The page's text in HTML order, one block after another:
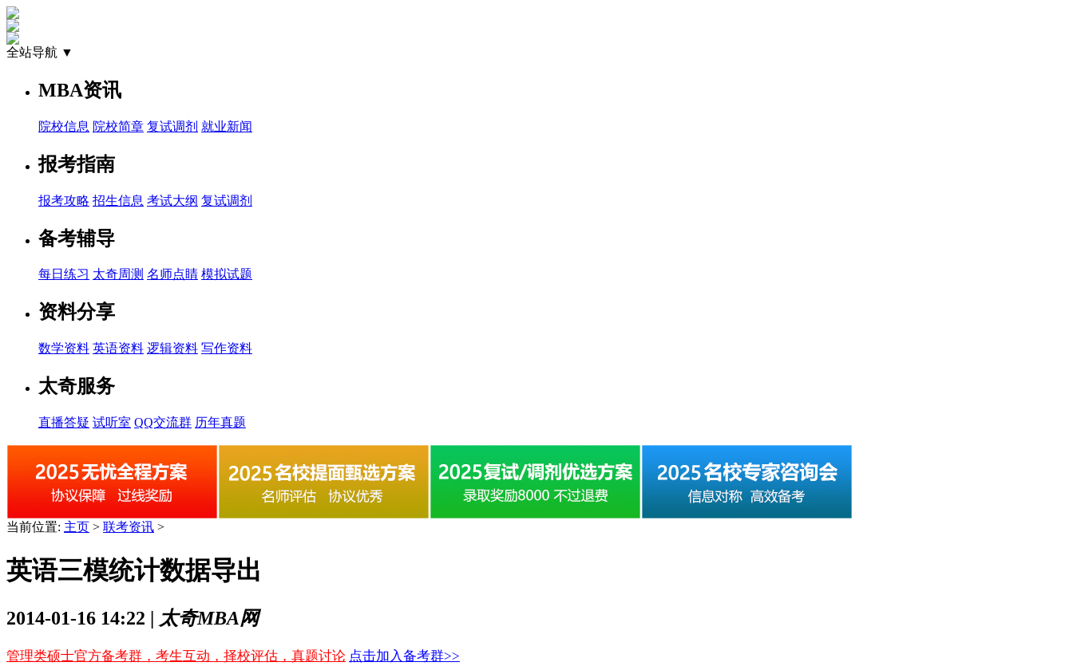
全站导航 ▼
MBA资讯
院校信息 院校简章 复试调剂 就业新闻
报考指南
报考攻略 招生信息 考试大纲 复试调剂
备考辅导
每日练习 太奇周测 名师点睛 模拟试题
资料分享
数学资料 英语资料 逻辑资料 写作资料
太奇服务
直播答疑 试听室 QQ交流群 历年真题
当前位置: 主页 > 联考资讯 >
英语三模统计数据导出
2014-01-16 14:22 | 太奇MBA网
管理类硕士官方备考群，考生互动，择校评估，真题讨论 点击加入备考群>>